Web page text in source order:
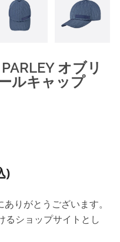
オブリ
ルキャップ
)
りがとうございます。
るショップサイトとし